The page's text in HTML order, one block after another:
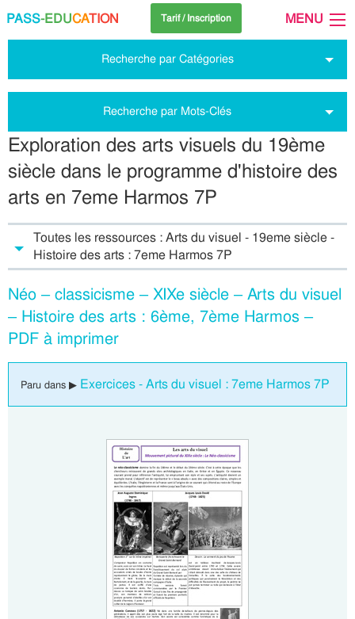
PASS-EDUCATION Tarif / Inscription MENU
Recherche par Catégories
Recherche par Mots-Clés
Exploration des arts visuels du 19ème
siècle dans le programme d'histoire des
arts en 7eme Harmos 7P
Toutes les ressources : Arts du visuel - 19eme siècle -
Histoire des arts : 7eme Harmos 7P
Néo – classicisme – XIXe siècle – Arts du visuel
– Histoire des arts : 6ème, 7ème Harmos –
PDF à imprimer
Paru dans ▶ Exercices - Arts du visuel : 7eme Harmos 7P